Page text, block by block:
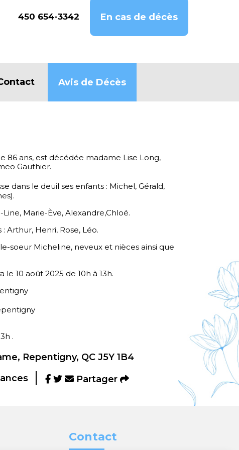
450 654-3342 En cas de décès
Avis de Décès
86 ans, est décédée madame Lise Long,
Gauthier.
dans le deuil ses enfants : Michel, Gérald,
Marie-Ève, Alexandre,Chloé.
Arthur, Henri, Rose, Léo.
soeur Micheline, neveux et nièces ainsi que
le 10 août 2025 de 10h à 13h.
.
Repentigny, QC J5Y 1B4
Partager
Contact